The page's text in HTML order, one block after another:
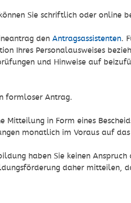
Sie schriftlich oder online
denAntragsassistenten.
Ihres Personalausweises
und Hinweise auf
formloser Antrag.
Mitteilung in Form eines
monatlich im Voraus auf
haben Sie keinen
daher mitteilen,